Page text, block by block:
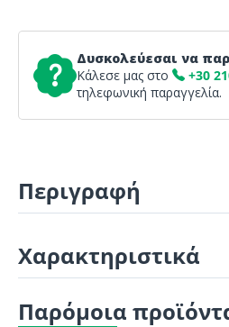
Δυσκολεύεσαι να
Κάλεσε μας στο
+30
τηλεφωνική παραγγελία.
Περιγραφή
Χαρακτηριστικά
Παρόμοια